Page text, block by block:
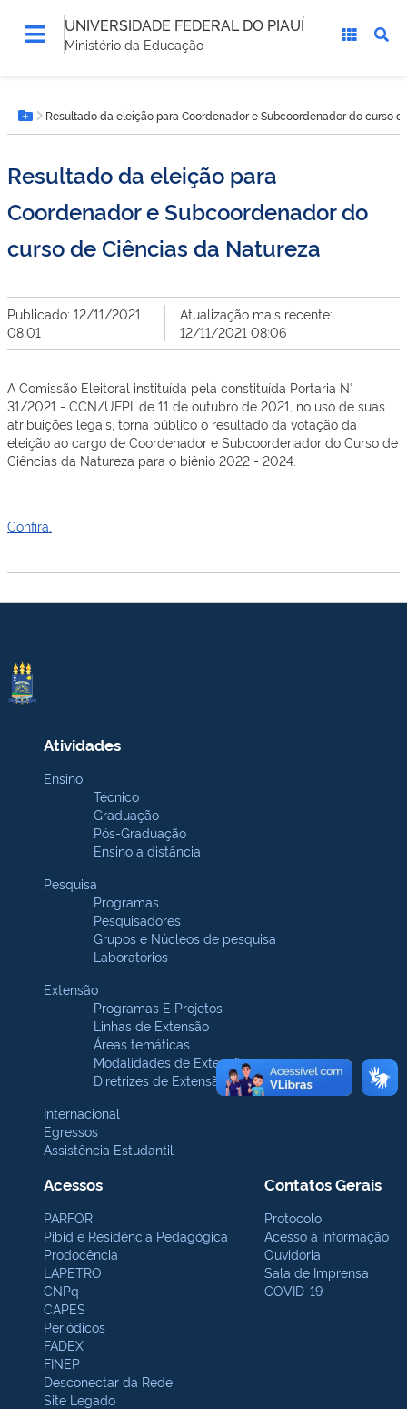
UNIVERSIDADE FEDERAL DO PIAUÍ
Ministério da Educação
está
aqui:Botão Menu
Resultado da eleição para Coordenador e Subcoordenador do curso
Resultado da eleição para
Coordenador e Subcoordenador do
curso de Ciências da Natureza
Publicado: 12/11/2021
08:01
Atualização mais recente:
12/11/2021 08:06
A Comissão Eleitoral instituída pela constituída Portaria N°
31/2021 - CCN/UFPI, de 11 de outubro de 2021, no uso de suas
atribuições legais, torna público o resultado da votação da
eleição ao cargo de Coordenador e Subcoordenador do Curso de
Ciências da Natureza para o biênio 2022 - 2024.
Confira.
Atividades
Ensino
Técnico
Graduação
Pós-Graduação
Ensino a distância
Pesquisa
Programas
Pesquisadores
Grupos e Núcleos de pesquisa
Laboratórios
Extensão
Programas E Projetos
Linhas de Extensão
Áreas temáticas
Modalidades de Extensão
Diretrizes de Extensão
Internacional
Egressos
Assistência Estudantil
Acessos
PARFOR
Pibid e Residência Pedagógica
Prodocência
LAPETRO
CNPq
CAPES
Periódicos
FADEX
FINEP
Desconectar da Rede
Site Legado
Contatos Gerais
Protocolo
Acesso à Informação
Ouvidoria
Sala de Imprensa
COVID-19